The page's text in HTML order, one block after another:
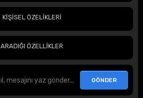
KİŞİSEL ÖZELİKLERİ
ARADIĞI ÖZELLİKLER